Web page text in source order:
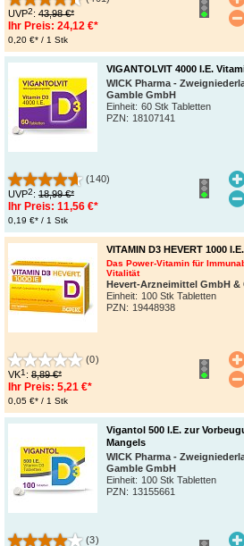
UVP2: 43,98 €*
Ihr Preis: 24,12 €*
0,20 €* / 1 Stk
VIGANTOLVIT 4000 I.E.
WICK Pharma -
Gamble GmbH
Einheit: 60 Stk Tabletten
PZN: 18107141
(140)
UVP2: 18,99 €*
Ihr Preis: 11,56 €*
0,19 €* / 1 Stk
VITAMIN D3 HEVERT 1000
Das Power-Vitamin für
Vitalität
Hevert-Arzneimittel GmbH &
Einheit: 100 Stk Tabletten
PZN: 19448938
(0)
VK1: 8,89 €*
Ihr Preis: 5,21 €*
0,05 €* / 1 Stk
Vigantol 500 I.E. zur
Mangels
WICK Pharma -
Gamble GmbH
Einheit: 100 Stk Tabletten
PZN: 13155661
(3)